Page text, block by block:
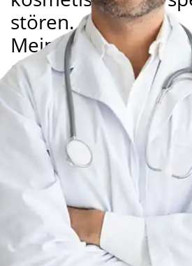
stören.
Meinen Patienten
das Gel
REMOVIO
verwenden. Das ist
wirksamste und
Mittel, das es
REMOVIO
und Warzen in den
Hautschichten,
unerwünschten
vollständig beseitigt